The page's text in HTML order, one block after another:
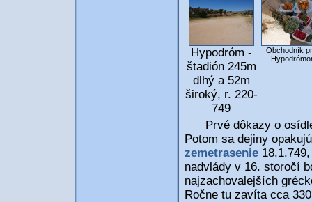
Hypodróm -
štadión 245m
dlhý a 52m
široký, r. 220-
749
Obchodník
Prvé dôkazy o
Potom sa dejiny
zemetrasenie18.1.749,
nadvlády v 16. storočí
najzachovalejších
Ročne tu zavíta cca